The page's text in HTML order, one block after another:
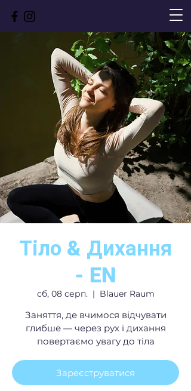
Тіло & Дихання
- EN
сб, 08 серп.
  |
Blauer Raum
Заняття, де вчимося відчувати
глибше — через рух і дихання
повертаємо увагу до тіла
Зареєструватися